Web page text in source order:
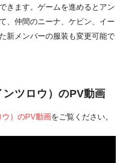
きます。ゲームを進めるとアン
、仲間のニーナ、ケビン、イー
新メンバーの服装も変更可能で
ツロウ）のPV動画
）のPV動画をご覧ください。